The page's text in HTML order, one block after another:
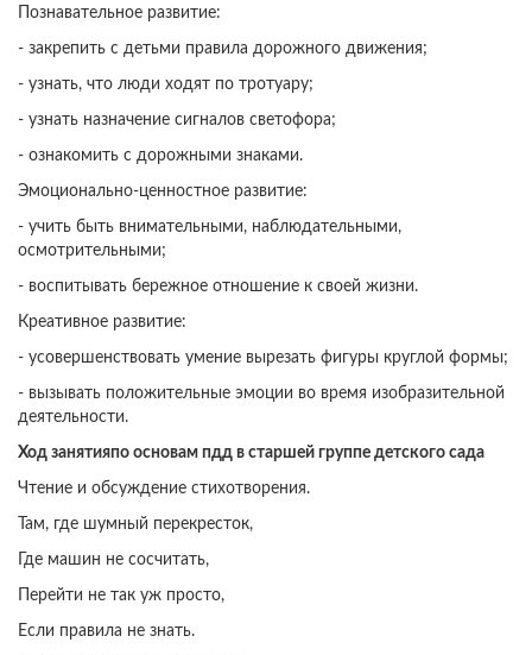
Познавательное развитие:
- закрепить с детьми правила дорожного движения;
- узнать, что люди ходят по тротуару;
- узнать назначение сигналов светофора;
- ознакомить с дорожными знаками.
Эмоционально-ценностное развитие:
- учить быть внимательными, наблюдательными,
осмотрительными;
- воспитывать бережное отношение к своей жизни.
Креативное развитие:
- усовершенствовать умение вырезать фигуры круглой формы;
- вызывать положительные эмоции во время изобразительной
деятельности.
Ход занятияпо основам пдд в старшей группе детского сада
Чтение и обсуждение стихотворения.
Там, где шумный перекресток,
Где машин не сосчитать,
Перейти не так уж просто,
Если правила не знать.